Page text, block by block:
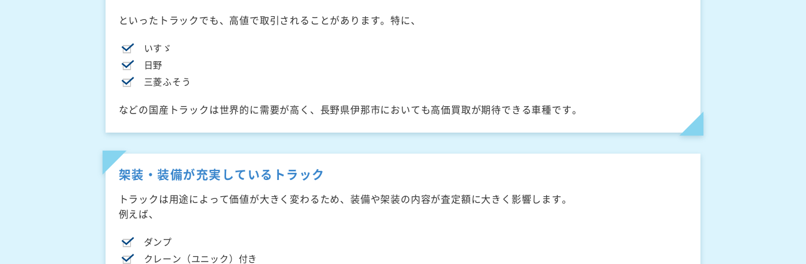
といったトラックでも、高値で取引されることがあります。特に、
いすゞ
日野
三菱ふそう
などの国産トラックは世界的に需要が高く、長野県伊那市においても高価買取が期待できる車種です。
架装・装備が充実しているトラック
トラックは用途によって価値が大きく変わるため、装備や架装の内容が査定額に大きく影響します。
例えば、
ダンプ
クレーン（ユニック）付き